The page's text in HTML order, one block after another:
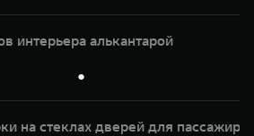
интерьера алькантарой
●
на стеклах дверей для